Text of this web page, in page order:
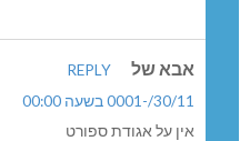
אבא של
REPLY
30/11/-0001 בשעה 00:00
אין על אגודת ספורט